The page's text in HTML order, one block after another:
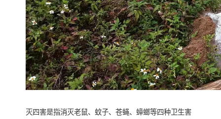
灭四害是指消灭老鼠、蚊子、苍蝇、蟑螂等四种卫生害